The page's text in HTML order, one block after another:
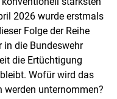
2026 wurde erstmals
Folge der Reihe
die Bundeswehr
die Ertüchtigung
Wofür wird das
werden unternommen?